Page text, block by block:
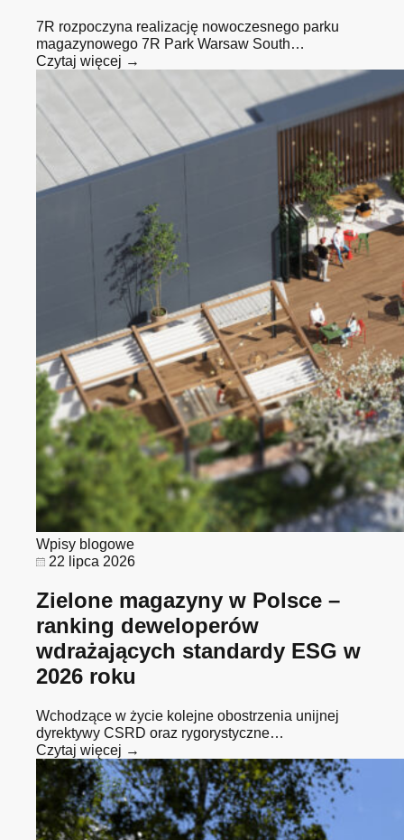
7R rozpoczyna realizację nowoczesnego parku
magazynowego 7R Park Warsaw South…
Czytaj więcej →
Wpisy blogowe
22 lipca 2026
Zielone magazyny w Polsce –
ranking deweloperów
wdrażających standardy ESG w
2026 roku
Wchodzące w życie kolejne obostrzenia unijnej
dyrektywy CSRD oraz rygorystyczne…
Czytaj więcej →